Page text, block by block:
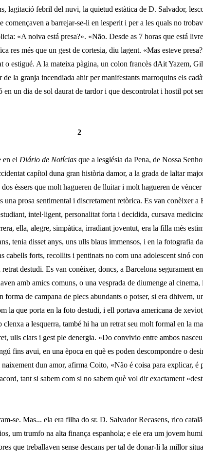
lagitació febril del nuvi, la quietud estàtica de D. Salvador,
començaven a barrejar-se-li en lesperit i per a les quals no
«A noiva está presa?». «Não. Desde as 7 horas que está
res més que un gest de cortesia, diu lagent. «Mas esteve
o estigué. A la mateixa pàgina, un colon francès dAit Yazem,
de la granja incendiada ahir per manifestants marroquins els
en un dia de sol daurat de tardor i que descontrolat i hostil pot
2
en el Diário de Notícias que a lesglésia da Pena, de Nossa
capítol duna gran història damor, a la grada de laltar
éssers que molt hagueren de lluitar i molt hagueren de
una prosa sentimental i discretament retòrica. Es van conèixer a
intel·ligent, personalitat forta i decidida, cursava
ella, alegre, simpàtica, irradiant joventut, era la filla més
tenia disset anys, uns ulls blaus immensos, i en la fotografia
cabells forts, recollits i pentinats no com una adolescent sinó
destudi. Es van conèixer, doncs, a Barcelona segurament
amb amics comuns, o una vesprada de diumenge al
de campana de plecs abun­dants o potser, si era dhivern,
la que porta en la foto destudi, i ell portava americana de
a lesquerra, també hi ha un retrat seu molt formal en la
ulls clars i gest ple denergia. «Do convivio entre ambos
fins avui, en una època en què es poden descompondre o
dun amor, afirma Coito, «Não é coisa para explicar, é
tant si sabem com si no sabem què vol dir exactament
se. Mas... ela era filha do sr. D. Salvador Recasens, rico
um trumfo na alta finança espanhola; e ele era um jovem
que treballaven sense descans per tal de donar-li la millor